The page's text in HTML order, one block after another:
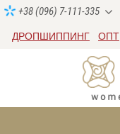
+38 (096) 7-111-335
ДРОПШИППИНГ ОПТ